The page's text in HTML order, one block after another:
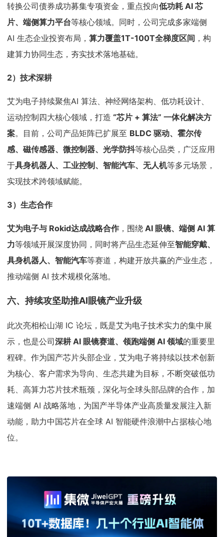
转换公司债券成功募集专项资金，重点投向低功耗 AI 芯
片、端侧算力平台等核心领域。同时，公司完成多家端侧
AI 生态企业投资布局，算力覆盖1T-100T全梯度区间 ，构
建算力协同生态，夯实技术落地基础。
2）技术深耕
艾为电子持续聚焦AI 算法、神经网络架构、低功耗设计、
运动控制四大核心领域，打造 “芯片 + 算法” 一体化解决方
案。目前，公司产品矩阵已扩展至 BLDC 驱动、霍尔传
感、磁传感器、微控制器、光学防抖等核心品类，广泛应用
于具身机器人、工业控制、智能汽车、无人机等多元场景，
实现技术跨领域赋能。
3）生态合作
艾为电子与 Rokid达成战略合作 ，围绕 AI 眼镜、端侧 AI 算
力等领域开展深度协同，同时将产品生态延伸至智能穿戴、
具身机器人、智能汽车等赛道，构建开放共赢的产业生态，
推动端侧 AI 技术规模化落地。
六、持续攻坚助推AI眼镜产业升级
此次亮相松山湖 IC 论坛，既是艾为电子技术实力的集中展
示，也是公司深耕 AI 眼镜赛道、领跑端侧 AI 领域的重要里
程碑。作为国产芯片头部企业，艾为电子将持续以技术创新
为核心、客户需求为导向、生态共建为目标，不断突破低功
耗、高算力芯片技术瓶颈，深化与全球头部品牌的合作，加
速端侧 AI 战略落地，为国产半导体产业高质量发展注入新
动能，助力中国芯片在全球 AI 智能硬件浪潮中占据核心地
位。